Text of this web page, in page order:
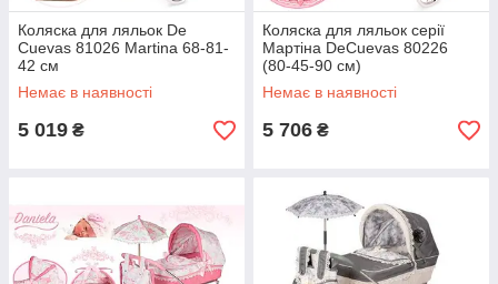
Коляска для ляльок De
Cuevas 81026 Martina 68-81-
42 см
Немає в наявності
5 019 ₴
Коляска для ляльок серії
Мартіна DeCuevas 80226
(80-45-90 см)
Немає в наявності
5 706 ₴